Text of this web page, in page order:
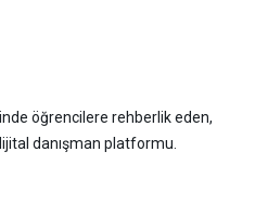
öğrencilere rehberlik eden,
danışman platformu.